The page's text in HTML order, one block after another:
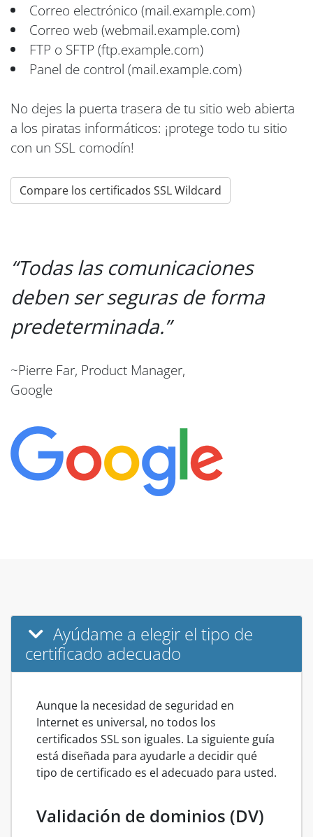
Correo electrónico (mail.example.com)
Correo web (webmail.example.com)
FTP o SFTP (ftp.example.com)
Panel de control (mail.example.com)
No dejes la puerta trasera de tu sitio web abierta
a los piratas informáticos: ¡protege todo tu sitio
con un SSL comodín!
Compare los certificados SSL Wildcard
Todas las comunicaciones
deben ser seguras de forma
predeterminada.
~Pierre Far, Product Manager,
Google
Ayúdame a elegir el tipo de
certificado adecuado
Aunque la necesidad de seguridad en
Internet es universal, no todos los
certificados SSL son iguales. La siguiente guía
está diseñada para ayudarle a decidir qué
tipo de certificado es el adecuado para usted.
Validación de dominios (DV)